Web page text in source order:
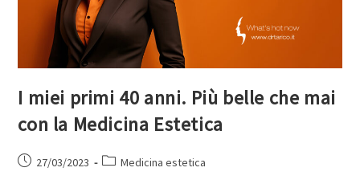
I miei primi 40 anni. Più belle che mai
con la Medicina Estetica
27/03/2023 Medicina estetica